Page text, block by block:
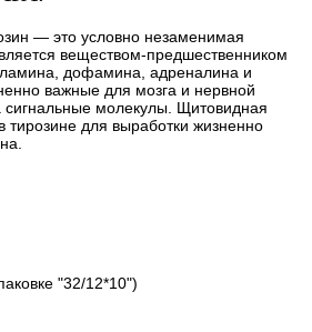
— это условно незаменимая
веществом-предшественником
дофамина, адреналина и
важные для мозга и нервной
сигнальные молекулы. Щитовидная
тирозине для выработки жизненно
"32/12*10")